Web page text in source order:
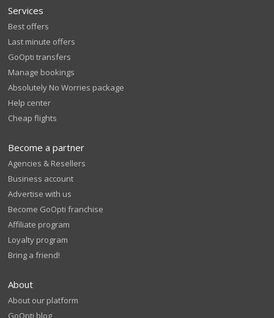
Services
Best offers
Last minute offers
GoOpti transfers
Manage bookings
Absolutely No Worries package
Help center
Cheap flights
Become a partner
Agencies & Resellers
Business account
Advertise with us
Become GoOpti franchise
Affiliate program
Loyalty program
Bring a friend!
About
About our platform
GoOpti blog